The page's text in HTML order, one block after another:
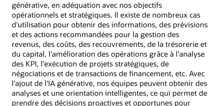
générative, en adéquation avec nos objectifs
opérationnels et stratégiques. Il existe de nombreux cas
d'utilisation pour obtenir des informations, des prévisions
et des actions recommandées pour la gestion des
revenus, des coûts, des recouvrements, de la trésorerie et
du capital, l'amélioration des opérations grâce à l'analyse
des KPI, l'exécution de projets stratégiques, de
négociations et de transactions de financement, etc. Avec
l'ajout de l'IA générative, nos équipes peuvent obtenir des
analyses et une orientation intelligentes, ce qui permet de
prendre des décisions proactives et opportunes pour